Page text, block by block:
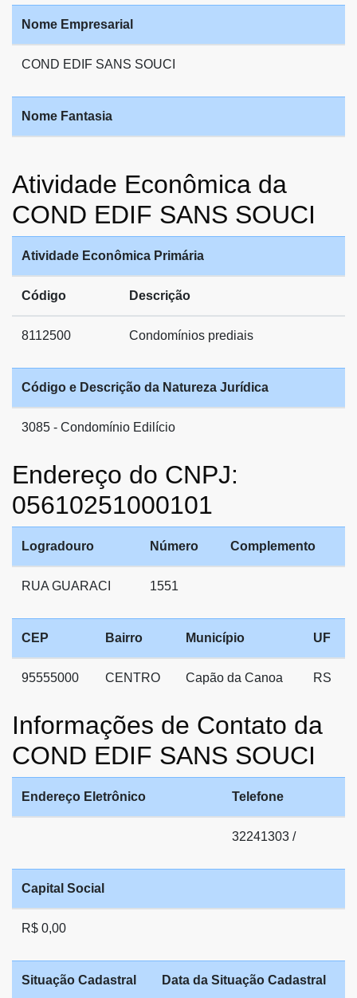
Nome Empresarial
COND EDIF SANS SOUCI
Nome Fantasia
Atividade Econômica da
COND EDIF SANS SOUCI
Atividade Econômica Primária
Código Descrição
8112500 Condomínios prediais
Código e Descrição da Natureza Jurídica
3085 - Condomínio Edilício
Endereço do CNPJ:
05610251000101
Logradouro Número Complemento
RUA GUARACI 1551
CEP Bairro Município UF
95555000 CENTRO Capão da Canoa RS
Informações de Contato da
COND EDIF SANS SOUCI
Endereço Eletrônico Telefone
32241303 /
Capital Social
R$ 0,00
Situação Cadastral Data da Situação Cadastral